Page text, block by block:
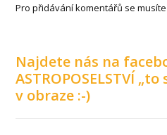
Pro přidávání komentářů se
Najdete nás na
ASTROPOSELSTVÍ
v obraze :-)